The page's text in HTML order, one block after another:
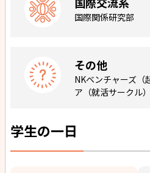
国際関係研究部
その他
NKベンチャーズ（
ア（就活サークル
学生の一日